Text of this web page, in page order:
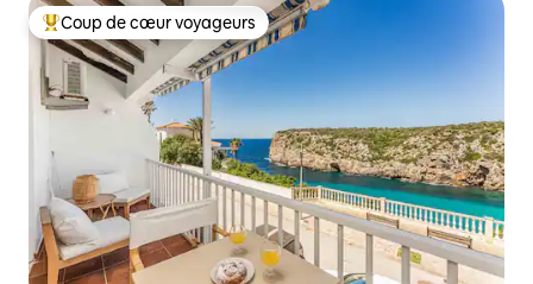
Coups de cœur voyageurs les plus appréciés
Coup de cœur voyageurs